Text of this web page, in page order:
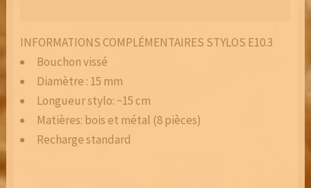
INFORMATIONS COMPLÉMENTAIRES STYLOS E10.3
Bouchon vissé
Diamètre : 15 mm
Longueur stylo: ~15 cm
Matières: bois et métal (8 pièces)
Recharge standard